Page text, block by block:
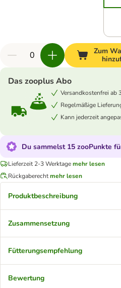
Zum
Das zooplus Abo
Versandkostenfrei ab
Regelmäßige
Kann jederzeit
Du sammelst 15 zooPunkte
Lieferzeit 2-3 Werktagemehr lesen
Rückgaberechtmehr lesen
Produktbeschreibung
Zusammensetzung
Fütterungsempfehlung
Bewertung